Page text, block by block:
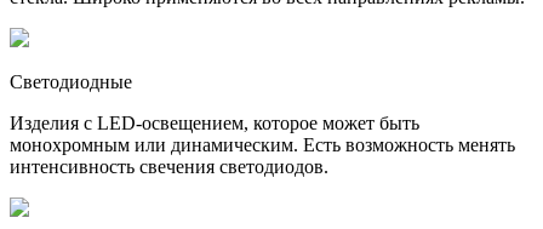
Светодиодные
Изделия с LED-освещением, которое может быть
монохромным или динамическим. Есть возможность менять
интенсивность свечения светодиодов.